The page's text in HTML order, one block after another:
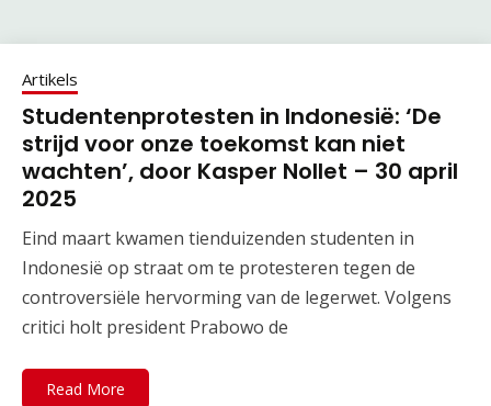
Artikels
Studentenprotesten in Indonesië: ‘De
strijd voor onze toekomst kan niet
wachten’, door Kasper Nollet – 30 april
2025
Eind maart kwamen tienduizenden studenten in
Indonesië op straat om te protesteren tegen de
controversiële hervorming van de legerwet. Volgens
critici holt president Prabowo de
Read More